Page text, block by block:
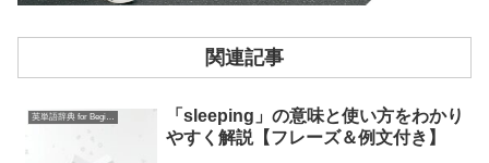
関連記事
英単語辞典 for Beginners
「sleeping」の意味と使い方をわかり
やすく解説【フレーズ＆例文付き】